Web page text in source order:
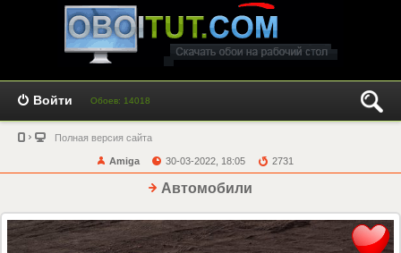
Войти Обоев: 14018
Полная версия сайта
Amiga 30-03-2022, 18:05 2731
Автомобили